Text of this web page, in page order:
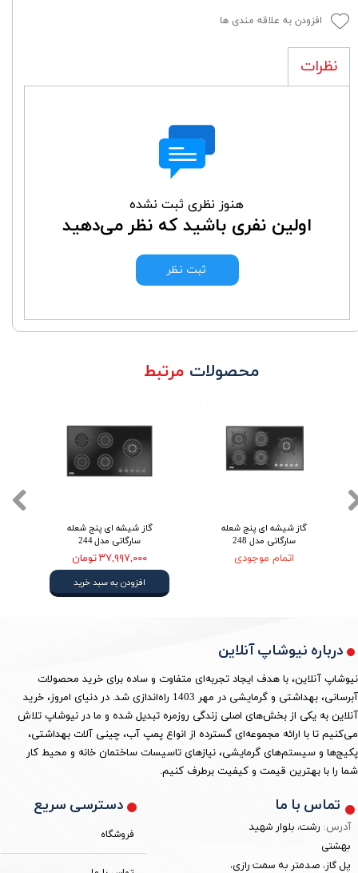
افزودن به علاقه مندی ها
نظرات
هنوز نظری ثبت نشده
اولین نفری باشید که نظر می‌دهید
ثبت نظر
گاز شیشه ای پنج شعله
سارگاتی مدل 244
۳۷,۹۹۷,۰۰۰ تومان
افزودن به سبد خرید
گاز شیشه ای پنج شعله
سارگاتی مدل 248
اتمام موجودی
محصولات مرتبط
درباره نیوشاپ آنلاین
نیوشاپ آنلاین، با هدف ایجاد تجربه‌ای متفاوت و ساده برای خرید محصولات
آبرسانی، بهداشتی و گرمایشی در مهر 1403 راه‌اندازی شد. در دنیای امروز، خرید
آنلاین به یکی از بخش‌های اصلی زندگی روزمره تبدیل شده و ما در نیوشاپ تلاش
می‌کنیم تا با ارائه مجموعه‌ای گسترده از انواع پمپ آب، چینی آلات بهداشتی،
پکیج‌ها و سیستم‌های گرمایشی، نیازهای تاسیسات ساختمان خانه و محیط کار
شما را با بهترین قیمت و کیفیت برطرف کنیم.
دسترسی سریع
فروشگاه
تماس با ما
آدرس: رشت، بلوار شهید
بهشتی
پل گاز، صدمتر به سمت رازی،